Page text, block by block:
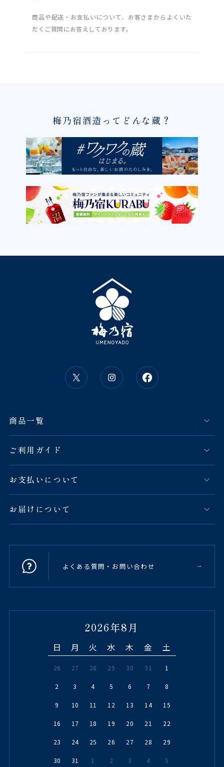
商品や配送・お支払いについて、お客さまからよくいた
だくご質問にお答えしております。
梅乃宿酒造ってどんな蔵？
商品一覧
ご利用ガイド
お支払いについて
お届けについて
よくある質問・お問い合わせ
2026年8月
日 月 火 水 木 金 土
26 27 28 29 30 31 1
2 3 4 5 6 7 8
9 10 11 12 13 14 15
16 17 18 19 20 21 22
23 24 25 26 27 28 29
30 31 1 2 3 4 5